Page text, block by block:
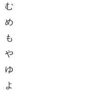
む
め
も
や
ゆ
よ